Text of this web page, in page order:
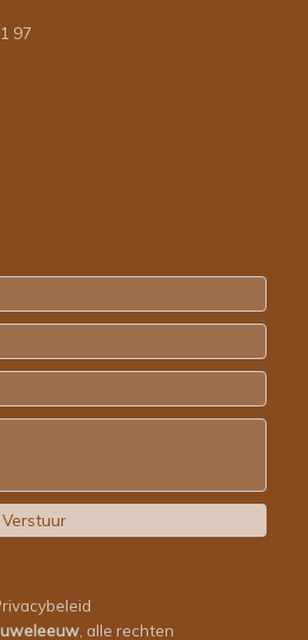
97
, alle rechten